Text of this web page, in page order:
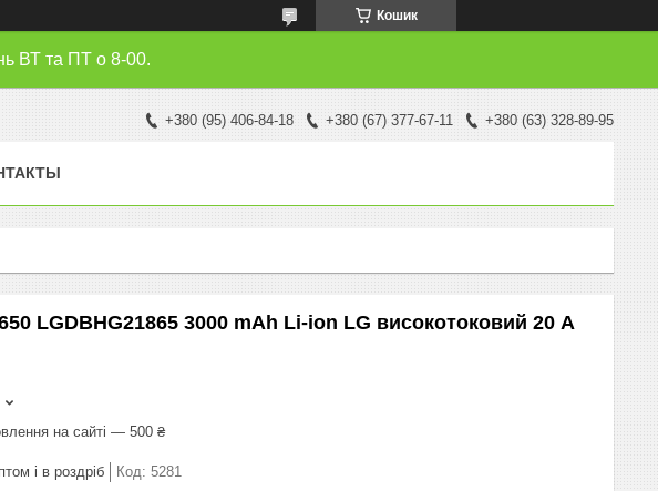
Кошик
ВТ та ПТ о 8-00.
+380 (95) 406-84-18 +380 (67) 377-67-11 +380 (63) 328-89-95
LGDBHG21865 3000 mAh Li-ion LG високотоковий 20 А
на сайті — 500 ₴
і в роздріб Код: 5281